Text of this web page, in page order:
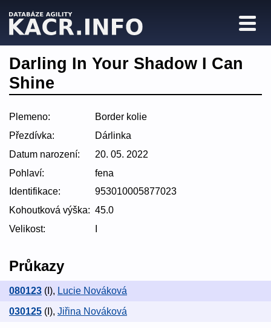
Darling In Your Shadow I Can
Shine
Plemeno:
Border kolie
Přezdívka:
Dárlinka
Datum narození:
20. 05. 2022
Pohlaví:
fena
Identifikace:
953010005877023
Kohoutková výška: 45.0
Velikost:
Průkazy
080123 (I), Lucie Nováková
030125 (I), Jiřina Nováková